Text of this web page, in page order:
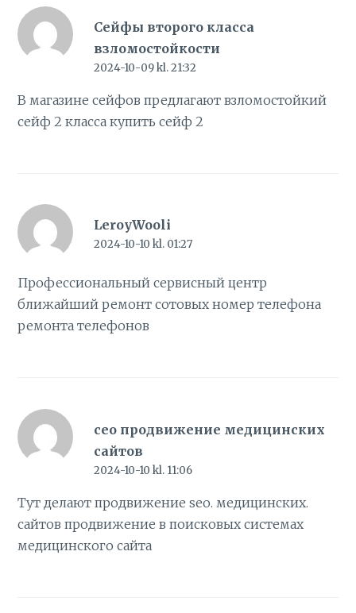
Сейфы второго класса
взломостойкости
2024-10-09 kl. 21:32
В магазине сейфов предлагают взломостойкий
сейф 2 классакупить сейф 2
LeroyWooli
2024-10-10 kl. 01:27
Профессиональный сервисный центр
ближайший ремонт сотовыхномер телефона
ремонта телефонов
сео продвижение медицинских
сайтов
2024-10-10 kl. 11:06
Тут делают продвижение seo. медицинских.
сайтовпродвижение в поисковых системах
медицинского сайта